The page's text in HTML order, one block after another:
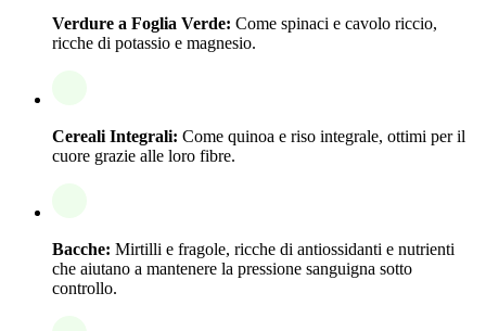
Verdure a Foglia Verde: Come spinaci e cavolo riccio,
ricche di potassio e magnesio.
Cereali Integrali: Come quinoa e riso integrale, ottimi per il
cuore grazie alle loro fibre.
Bacche: Mirtilli e fragole, ricche di antiossidanti e nutrienti
che aiutano a mantenere la pressione sanguigna sotto
controllo.